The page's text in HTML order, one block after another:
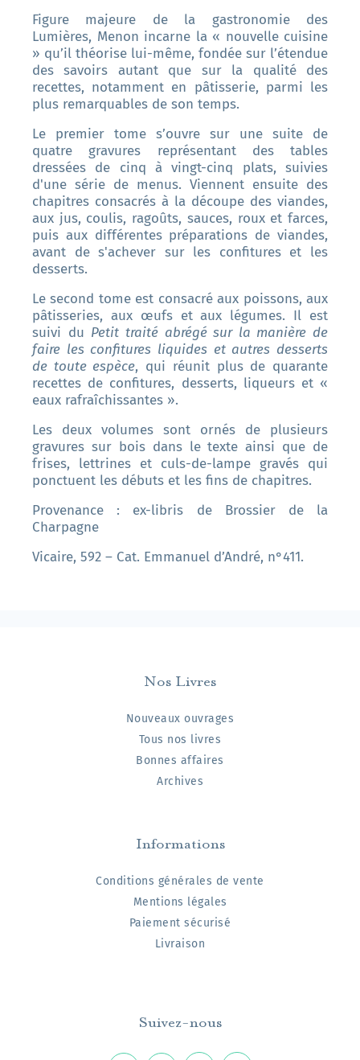
Figure majeure de la gastronomie des
Lumières, Menon incarne la « nouvelle cuisine
» qu’il théorise lui-même, fondée sur l’étendue
des savoirs autant que sur la qualité des
recettes, notamment en pâtisserie, parmi les
plus remarquables de son temps.
Le premier tome s’ouvre sur une suite de
quatre gravures représentant des tables
dressées de cinq à vingt-cinq plats, suivies
d'une série de menus. Viennent ensuite des
chapitres consacrés à la découpe des viandes,
aux jus, coulis, ragoûts, sauces, roux et farces,
puis aux différentes préparations de viandes,
avant de s'achever sur les confitures et les
desserts.
Le second tome est consacré aux poissons, aux
pâtisseries, aux œufs et aux légumes. Il est
suivi du Petit traité abrégé sur la manière de
faire les confitures liquides et autres desserts
de toute espèce, qui réunit plus de quarante
recettes de confitures, desserts, liqueurs et «
eaux rafraîchissantes ».
Les deux volumes sont ornés de plusieurs
gravures sur bois dans le texte ainsi que de
frises, lettrines et culs-de-lampe gravés qui
ponctuent les débuts et les fins de chapitres.
Provenance : ex-libris de Brossier de la
Charpagne
Vicaire, 592 – Cat. Emmanuel d’André, n°411.
Nos Livres
Nouveaux ouvrages
Tous nos livres
Bonnes affaires
Archives
Informations
Conditions générales de vente
Mentions légales
Paiement sécurisé
Livraison
Suivez-nous